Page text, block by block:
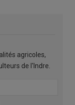
agricoles,
de l'Indre.